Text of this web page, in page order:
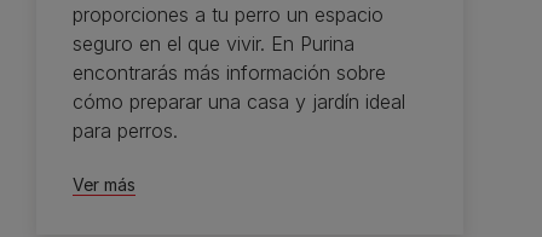
proporciones a tu perro un espacio
seguro en el que vivir. En Purina
encontrarás más información sobre
cómo preparar una casa y jardín ideal
para perros.
Ver más